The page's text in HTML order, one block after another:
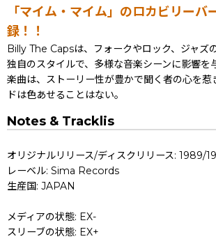
「マイム・マイム」のロカビリーバ
録！！
Billy The Capsは、フォークやロック、ジャズ
独自のスタイルで、多様な音楽シーンに影響を
楽曲は、ストーリー性が豊かで聞く者の心を惹
ドは色あせることはない。
Notes & Tracklis
オリジナルリリース/ディスクリリース: 1989/
レーベル: Sima Records
生産国: JAPAN
メディアの状態: EX-
スリーブの状態: EX+